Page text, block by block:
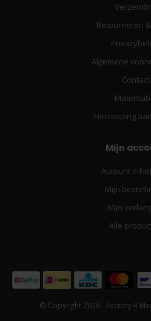
Retourneren
Algemene
Contact
Herroeping
Mijn
Account
Mijn
Mijn
Alle
© Copyright 2026 - Factory 4